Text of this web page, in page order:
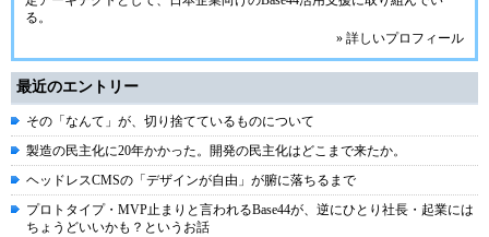
る。
» 詳しいプロフィール
最近のエントリー
その「なんて」が、切り捨てているものについて
製造の民主化に20年かかった。開発の民主化はどこまで来たか。
ヘッドレスCMSの「デザインが自由」が腑に落ちるまで
プロトタイプ・MVP止まりと言われるBase44が、逆にひとり社長・起業には
ちょうどいいかも？というお話